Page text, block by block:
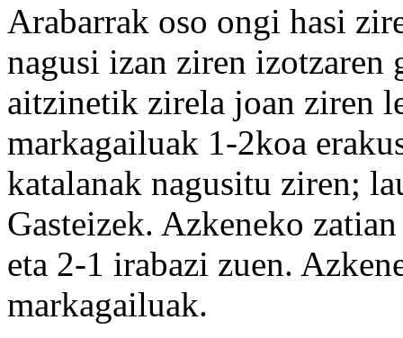
Arabarrak oso ongi hasi
nagusi izan ziren izotzaren
aitzinetik zirela joan ziren
markagailuak 1-2koa
katalanak nagusitu ziren;
Gasteizek. Azkeneko
eta 2-1 irabazi zuen.
markagailuak.